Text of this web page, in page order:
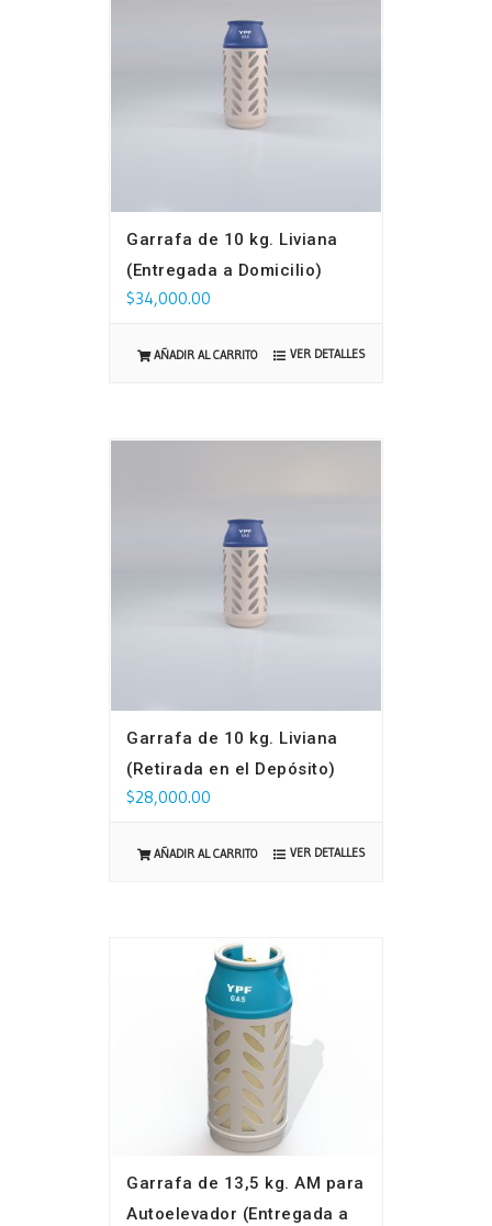
Garrafa de 10 kg. Liviana
(Entregada a Domicilio)
$34,000.00
AÑADIR AL CARRITO VER DETALLES
Garrafa de 10 kg. Liviana
(Retirada en el Depósito)
$28,000.00
AÑADIR AL CARRITO VER DETALLES
Garrafa de 13,5 kg. AM para
Autoelevador (Entregada a